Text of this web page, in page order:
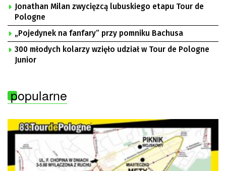
Jonathan Milan zwycięzcą lubuskiego etapu Tour de
Pologne
„Pojedynek na fanfary” przy pomniku Bachusa
300 młodych kolarzy wzięło udział w Tour de Pologne
Junior
popularne